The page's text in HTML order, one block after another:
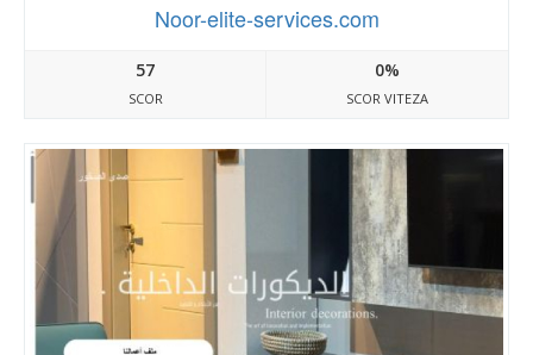
Noor-elite-services.com
57
SCOR
0%
SCOR VITEZA